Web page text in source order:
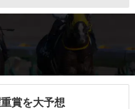
賞を大予想